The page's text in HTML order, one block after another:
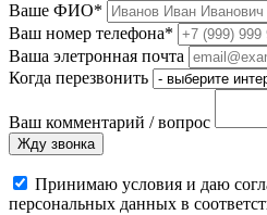
Ваше ФИО*
Ваш номер телефона*
Ваша элетронная почта
Когда перезвонить
Ваш комментарий / вопрос
Жду звонка
Принимаю условия и даю
персональных данных в